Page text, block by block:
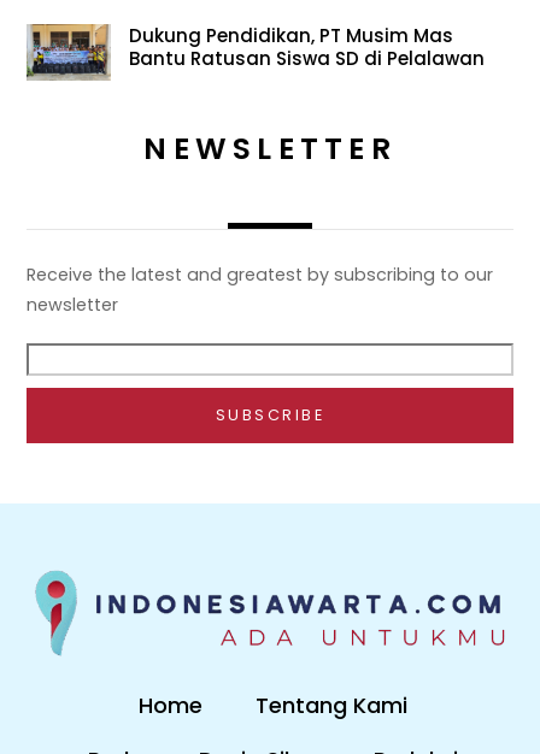
Dukung Pendidikan, PT Musim Mas
Bantu Ratusan Siswa SD di Pelalawan
NEWSLETTER
Receive the latest and greatest by subscribing to our
newsletter
Home
Tentang Kami